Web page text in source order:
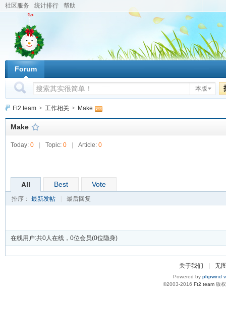
社区服务 统计排行 帮助
Forum
本版
Ft2 team > 工作相关 > Make
Make
Today: 0 Topic: 0 Article: 0
All Best Vote
排序： 最新发帖 最后回复
在线用户:共0人在线，0位会员(0位隐身)
关于我们 无
Powered by phpwind
©2003-2016 Ft2 team版